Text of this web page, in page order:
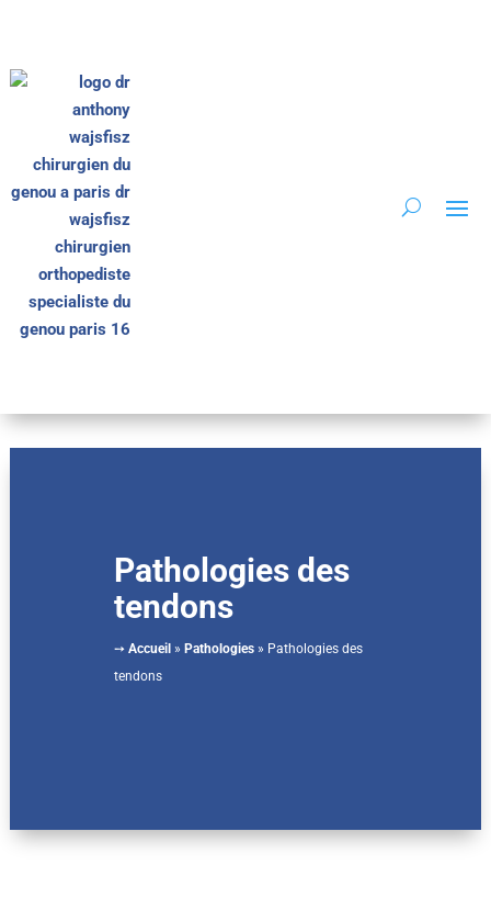
Pathologies des
tendons
➙ Accueil » Pathologies» Pathologies des
tendons